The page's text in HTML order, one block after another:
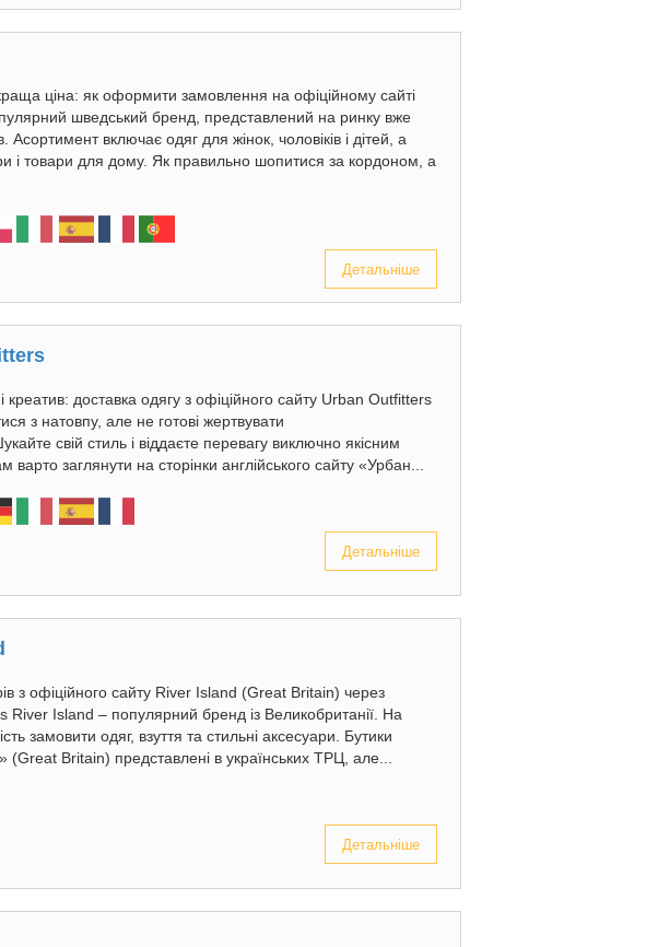
ціна: як оформити замовлення на офіційному сайті
шведський бренд, представлений на ринку вже
Асортимент включає одяг для жінок, чоловіків і дітей, а
і товари для дому. Як правильно шопитися за кордоном, а
Детальніше
креатив: доставка одягу з офіційного сайту Urban Outfitters
з натовпу, але не готові жертвувати
свій стиль і віддаєте перевагу виключно якісним
варто заглянути на сторінки англійського сайту «Урбан...
Детальніше
з офіційного сайту River Island (Great Britain) через
River Island – популярний бренд із Великобританії. На
замовити одяг, взуття та стильні аксесуари. Бутики
(Great Britain) представлені в українських ТРЦ, але...
Детальніше